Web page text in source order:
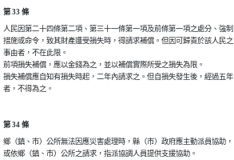
第 33 條
人民因第二十四條第二項、第三十一條第一項及前條第一項之處分、強制
措施或命令，致其財產遭受損失時，得請求補償。但因可歸責於該人民之
事由者，不在此限。
前項損失補償，應以金錢為之，並以補償實際所受之損失為限。
損失補償應自知有損失時起，二年內請求之。但自損失發生後，經過五年
者，不得為之。
第 34 條
鄉（鎮、市）公所無法因應災害處理時，縣（市）政府應主動派員協助，
或依鄉（鎮、市）公所之請求，指派協調人員提供支援協助。